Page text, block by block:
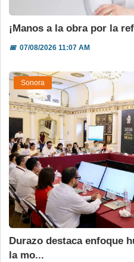
¡Manos a la obra por la
📅07/08/2026 11:07 AM
Sonora
Durazo destaca enfoque
la mo...